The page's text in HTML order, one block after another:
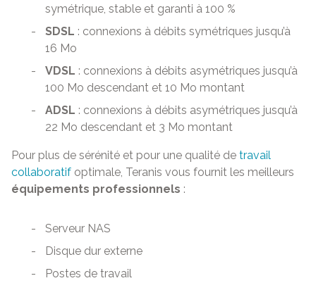
symétrique, stable et garanti à 100 %
SDSL : connexions à débits symétriques jusqu’à
16 Mo
VDSL : connexions à débits asymétriques jusqu’à
100 Mo descendant et 10 Mo montant
ADSL : connexions à débits asymétriques jusqu’à
22 Mo descendant et 3 Mo montant
Pour plus de sérénité et pour une qualité de travail
collaboratifoptimale, Teranis vous fournit les meilleurs
équipements professionnels :
Serveur NAS
Disque dur externe
Postes de travail